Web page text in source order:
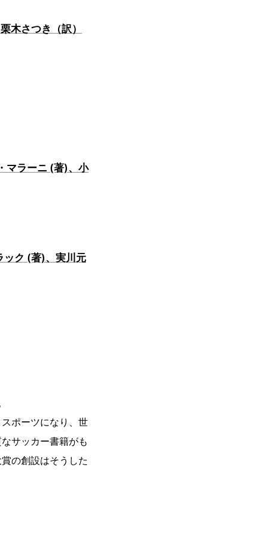
木さつき（訳）
マラーニ (著)、小
ック (著)、実川元
ポーツになり、世
サッカー書籍がも
の創設はそうした